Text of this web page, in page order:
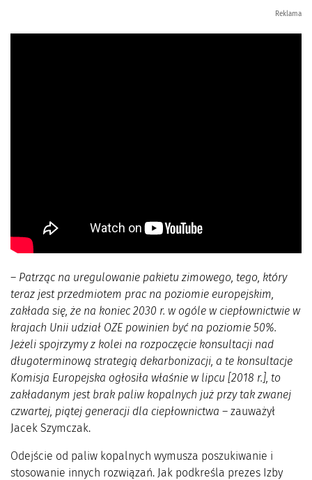
Reklama
– Patrząc na uregulowanie pakietu zimowego, tego, który
teraz jest przedmiotem prac na poziomie europejskim,
zakłada się, że na koniec 2030 r. w ogóle w ciepłownictwie w
krajach Unii udział OZE powinien być na poziomie 50%.
Jeżeli spojrzymy z kolei na rozpoczęcie konsultacji nad
długoterminową strategią dekarbonizacji, a te konsultacje
Komisja Europejska ogłosiła właśnie w lipcu [2018 r.], to
zakładanym jest brak paliw kopalnych już przy tak zwanej
czwartej, piątej generacji dla ciepłownictwa – zauważył
Jacek Szymczak.
Odejście od paliw kopalnych wymusza poszukiwanie i
stosowanie innych rozwiązań. Jak podkreśla prezes Izby